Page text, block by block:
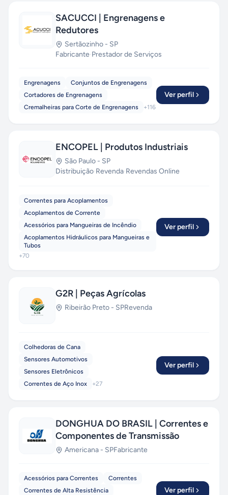
SACUCCI | Engrenagens e
Redutores
Sertãozinho - SP
Fabricante·Prestador de Serviços
Engrenagens
Conjuntos de Engrenagens
Cortadores de Engrenagens
Cremalheiras para Corte de Engrenagens
+116
Ver perfil
ENCOPEL | Produtos Industriais
São Paulo - SP
Distribuição·Revenda·Revendas Online
Correntes para Acoplamentos
Acoplamentos de Corrente
Acessórios para Mangueiras de Incêndio
Acoplamentos Hidráulicos para Mangueiras e
Tubos
+70
Ver perfil
G2R | Peças Agrícolas
Ribeirão Preto - SPRevenda
Colhedoras de Cana
Sensores Automotivos
Sensores Eletrônicos
Correntes de Aço Inox
+27
Ver perfil
DONGHUA DO BRASIL | Correntes e
Componentes de Transmissão
Americana - SPFabricante
Acessórios para Correntes
Correntes
Correntes de Alta Resistência
Ver perfil